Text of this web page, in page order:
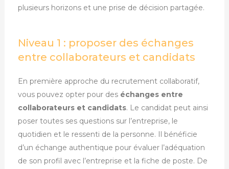
plusieurs horizons et une prise de décision partagée.
Niveau 1 : proposer des échanges
entre collaborateurs et candidats
En première approche du recrutement collaboratif,
vous pouvez opter pour des échanges entre
collaborateurs et candidats. Le candidat peut ainsi
poser toutes ses questions sur l’entreprise, le
quotidien et le ressenti de la personne. Il bénéficie
d’un échange authentique pour évaluer l’adéquation
de son profil avec l’entreprise et la fiche de poste. De